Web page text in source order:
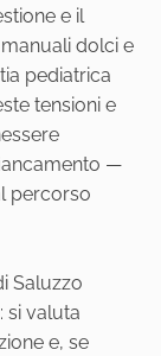
e il
dolci e
pediatrica
tensioni e
—
percorso
Saluzzo
si valuta
e, se